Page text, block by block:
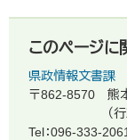
このページに
県政情報文書課
〒862-8570
熊
（
Tel：096-333-2061